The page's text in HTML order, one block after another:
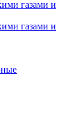
газами и
газами и